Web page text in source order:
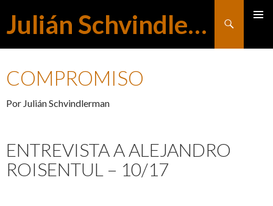
Julián Schvindlerman
Buscar
COMPROMISO
Por Julián Schvindlerman
ENTREVISTA A ALEJANDRO
ROISENTUL – 10/17